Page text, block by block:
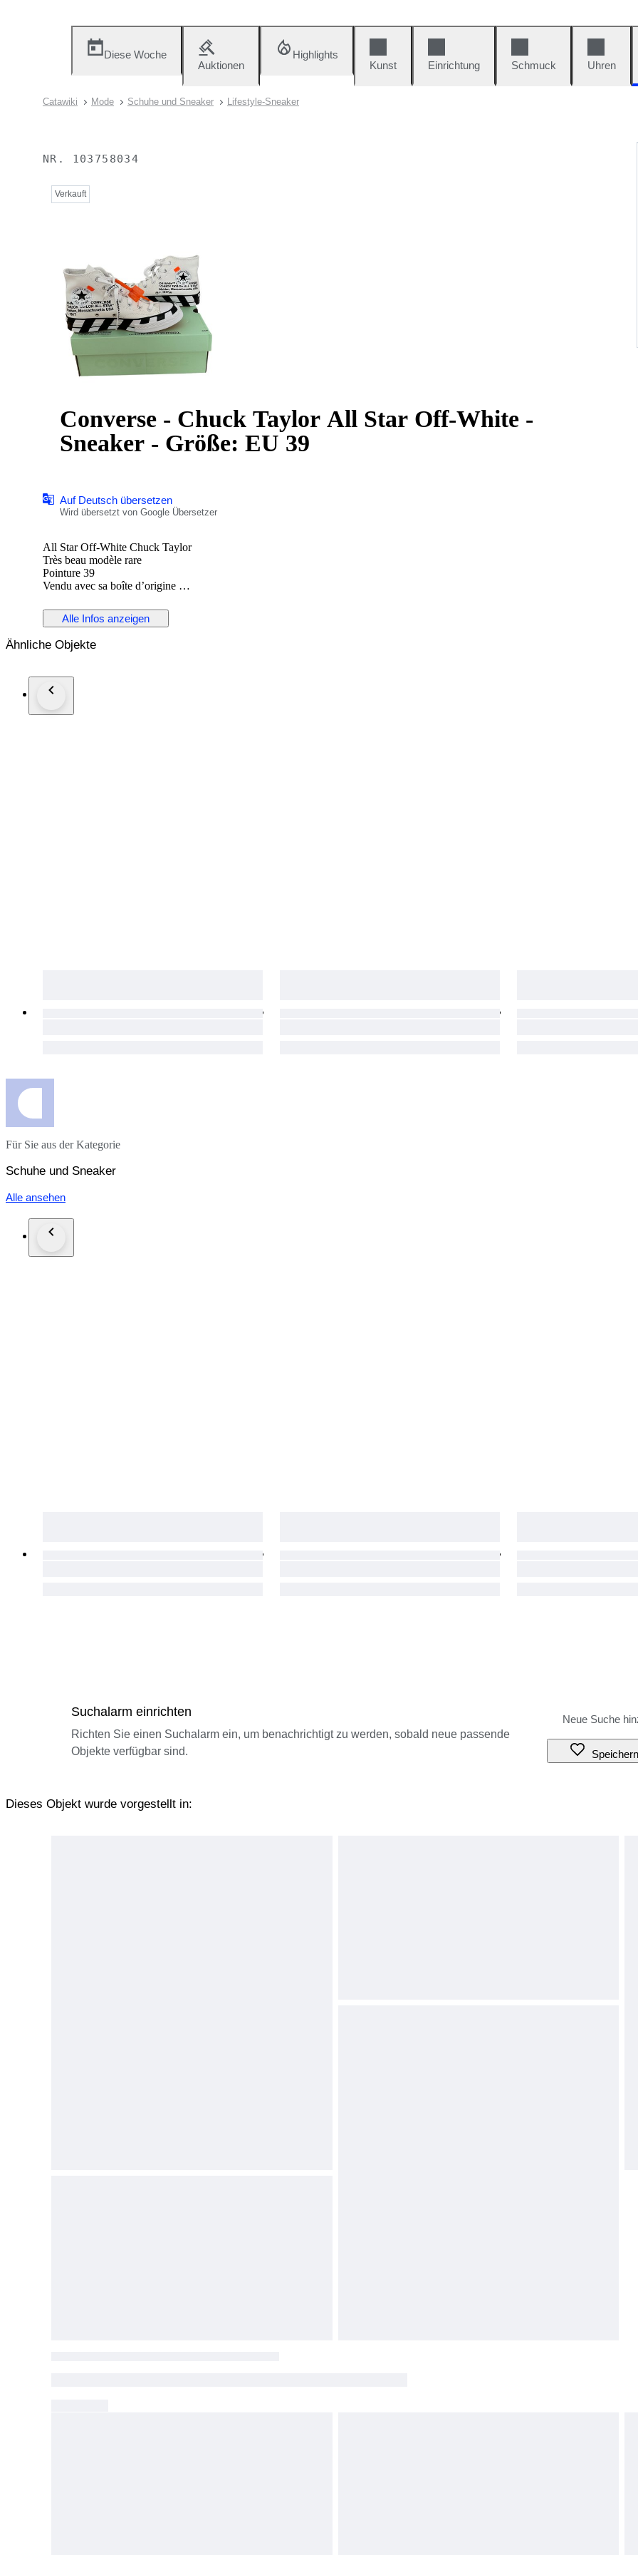
Diese Woche
Auktionen
Highlights
Kunst
Einrichtung Schmuck Uhren
Catawiki Mode Schuhe und Sneaker Lifestyle-Sneaker
NR. 103758034
Verkauft
Converse - Chuck Taylor All Star Off-White -
Sneaker - Größe: EU 39
Auf Deutsch übersetzen
Wird übersetzt von Google Übersetzer
All Star Off-White Chuck Taylor
Très beau modèle rare
Pointure 39
Vendu avec sa boîte d’origine
Alle Infos anzeigen
Ähnliche Objekte
Für Sie aus der Kategorie
Schuhe und Sneaker
Alle ansehen
Suchalarm einrichten
Richten Sie einen Suchalarm ein, um benachrichtigt zu werden, sobald neue passende
Objekte verfügbar sind.
Speichern
Dieses Objekt wurde vorgestellt in: